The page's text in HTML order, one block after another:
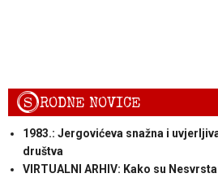
SRODNE NOVICE
1983.: Jergovićeva snažna i
društva
VIRTUALNI ARHIV: Kako su